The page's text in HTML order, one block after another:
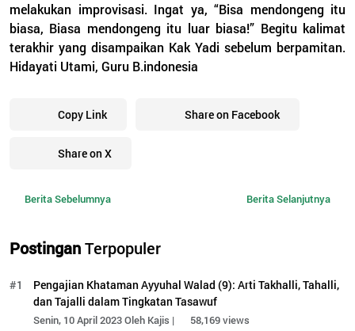
melakukan improvisasi. Ingat ya, “Bisa mendongeng itu
biasa, Biasa mendongeng itu luar biasa!” Begitu kalimat
terakhir yang disampaikan Kak Yadi sebelum berpamitan.
Hidayati Utami, Guru B.indonesia
Copy Link Share on Facebook
Share on X
Berita Sebelumnya Berita Selanjutnya
PostinganTerpopuler
#1
Pengajian Khataman Ayyuhal Walad (9): Arti Takhalli, Tahalli,
dan Tajalli dalam Tingkatan Tasawuf
Senin, 10 April 2023 Oleh Kajis | 58,169 views